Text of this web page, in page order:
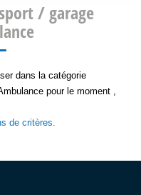
Plus de critères
/ garage
dans la catégorie
pour le moment ,
de critères.